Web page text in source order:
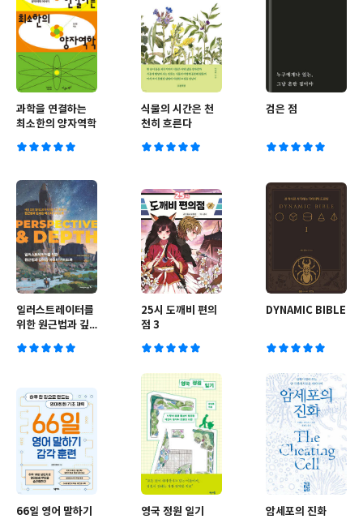
과학을 연결하는
최소한의 양자역학
식물의 시간은 천
천히 흐른다
검은 점
일러스트레이터를
위한 원근법과 깊
드북 :
25시 도깨비 편의
점 3
DYNAMIC BIBLE
66일 영어 말하기
영국 정원 일기 암세포의 진화